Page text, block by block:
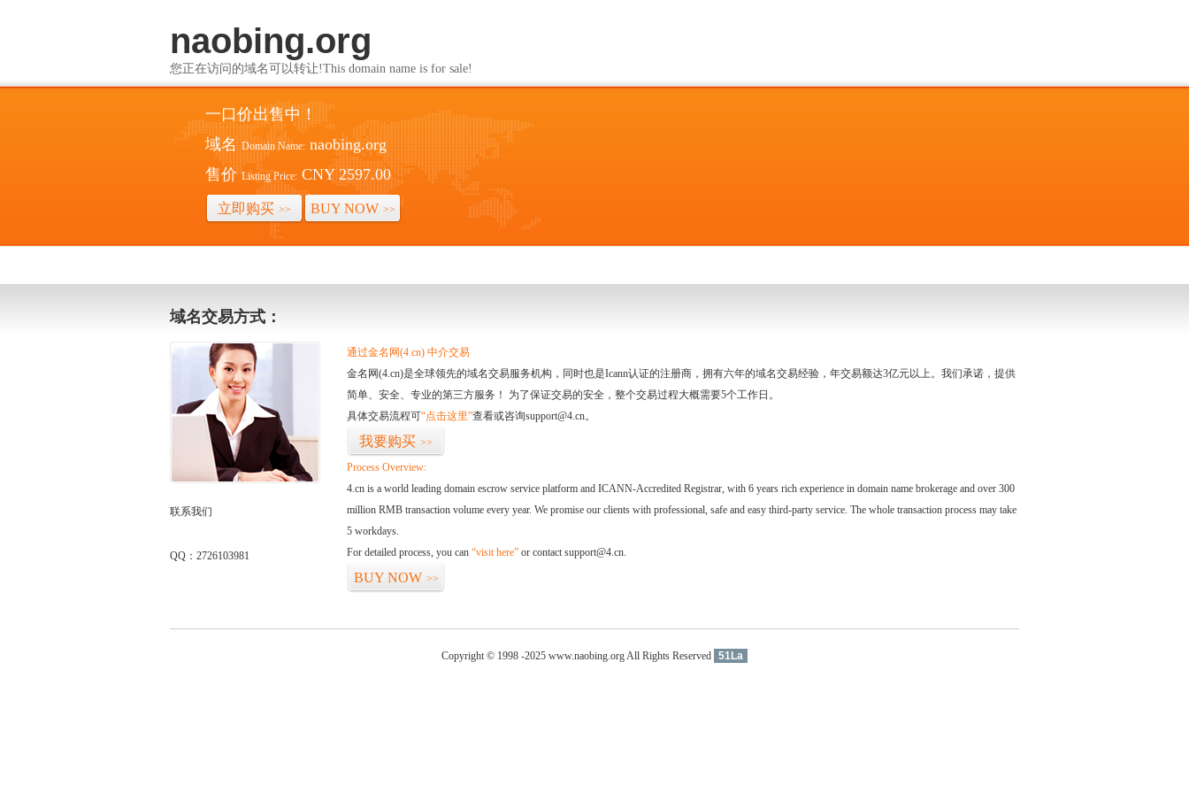
naobing.org
您正在访问的域名可以转让!This domain name is for sale!
一口价出售中！
域名 Domain Name: naobing.org
售价 Listing Price: CNY 2597.00
立即购买 >> BUY NOW >>
域名交易方式：
联系我们
QQ：2726103981
通过金名网(4.cn) 中介交易
金名网(4.cn)是全球领先的域名交易服务机构，同时也是Icann认证的注册商，拥有六年的域名交易经验，年交易额达3亿元以上。我们承诺，提供
简单、安全、专业的第三方服务！ 为了保证交易的安全，整个交易过程大概需要5个工作日。
具体交易流程可“点击这里”查看或咨询support@4.cn。
我要购买 >>
Process Overview:
4.cn is a world leading domain escrow service platform and ICANN-Accredited Registrar, with 6 years rich experience in domain name brokerage and over 300
million RMB transaction volume every year. We promise our clients with professional, safe and easy third-party service. The whole transaction process may take
5 workdays.
For detailed process, you can “visit here” or contact support@4.cn.
BUY NOW >>
Copyright © 1998 -2025 www.naobing.org All Rights Reserved 51La